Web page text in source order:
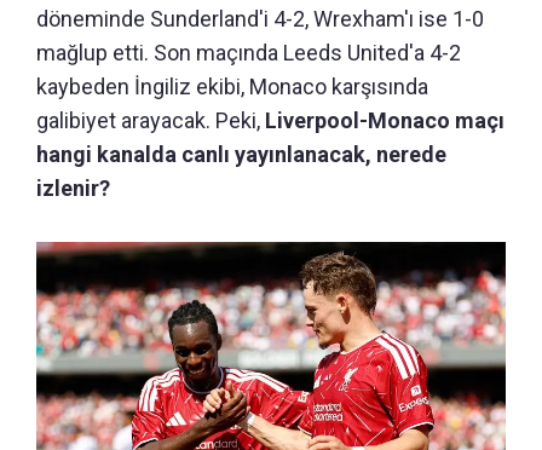
döneminde Sunderland'i 4-2, Wrexham'ı ise 1-0
mağlup etti. Son maçında Leeds United'a 4-2
kaybeden İngiliz ekibi, Monaco karşısında
galibiyet arayacak. Peki, Liverpool-Monaco maçı
hangi kanalda canlı yayınlanacak, nerede
izlenir?